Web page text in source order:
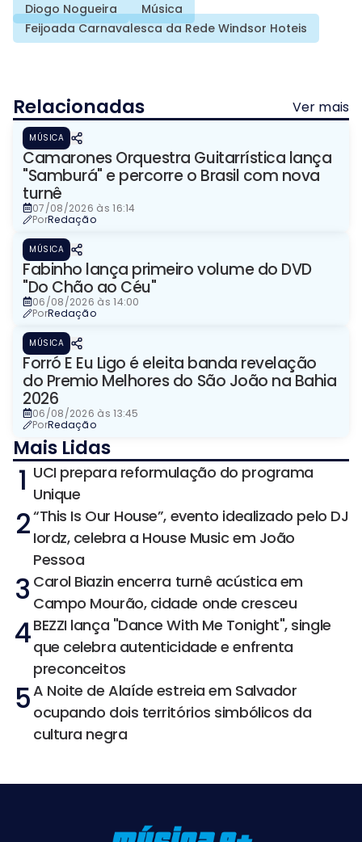
Diogo Nogueira
Música
Feijoada Carnavalesca da Rede Windsor Hoteis
Relacionadas Ver mais
MÚSICA
Camarones Orquestra Guitarrística lança
"Samburá" e percorre o Brasil com nova
turnê
07/08/2026 às 16:14
PorRedação
MÚSICA
Fabinho lança primeiro volume do DVD
"Do Chão ao Céu"
06/08/2026 às 14:00
PorRedação
MÚSICA
Forró E Eu Ligo é eleita banda revelação
do Premio Melhores do São João na Bahia
2026
06/08/2026 às 13:45
PorRedação
Mais Lidas
1 UCI prepara reformulação do programa
Unique
2“This Is Our House”, evento idealizado pelo DJ
Iordz, celebra a House Music em João
Pessoa
3 Carol Biazin encerra turnê acústica em
Campo Mourão, cidade onde cresceu
4BEZZI lança "Dance With Me Tonight", single
que celebra autenticidade e enfrenta
preconceitos
5A Noite de Alaíde estreia em Salvador
ocupando dois territórios simbólicos da
cultura negra